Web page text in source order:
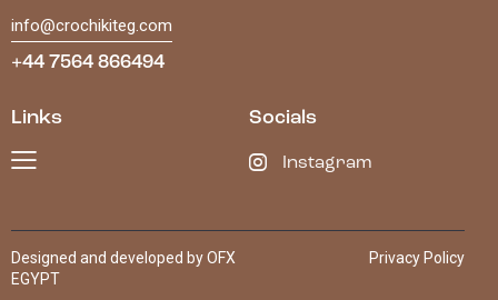
info@crochikiteg.com
+44 7564 866494
Links Socials
Instagram
Designed and developed by OFX
EGYPT
Privacy Policy